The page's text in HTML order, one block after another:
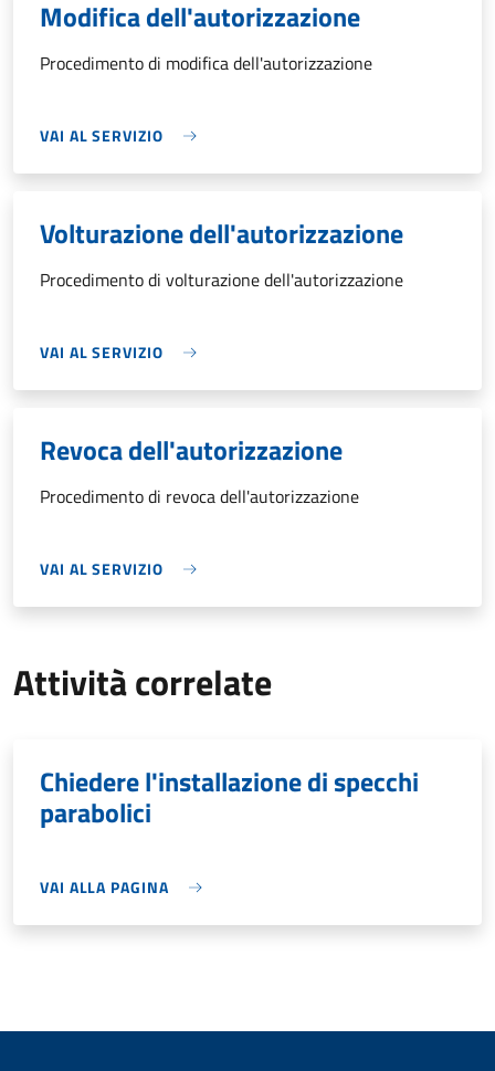
Modifica dell'autorizzazione
Procedimento di modifica dell'autorizzazione
VAI AL SERVIZIO
Volturazione dell'autorizzazione
Procedimento di volturazione dell'autorizzazione
VAI AL SERVIZIO
Revoca dell'autorizzazione
Procedimento di revoca dell'autorizzazione
VAI AL SERVIZIO
Attività correlate
Chiedere l'installazione di specchi
parabolici
VAI ALLA PAGINA